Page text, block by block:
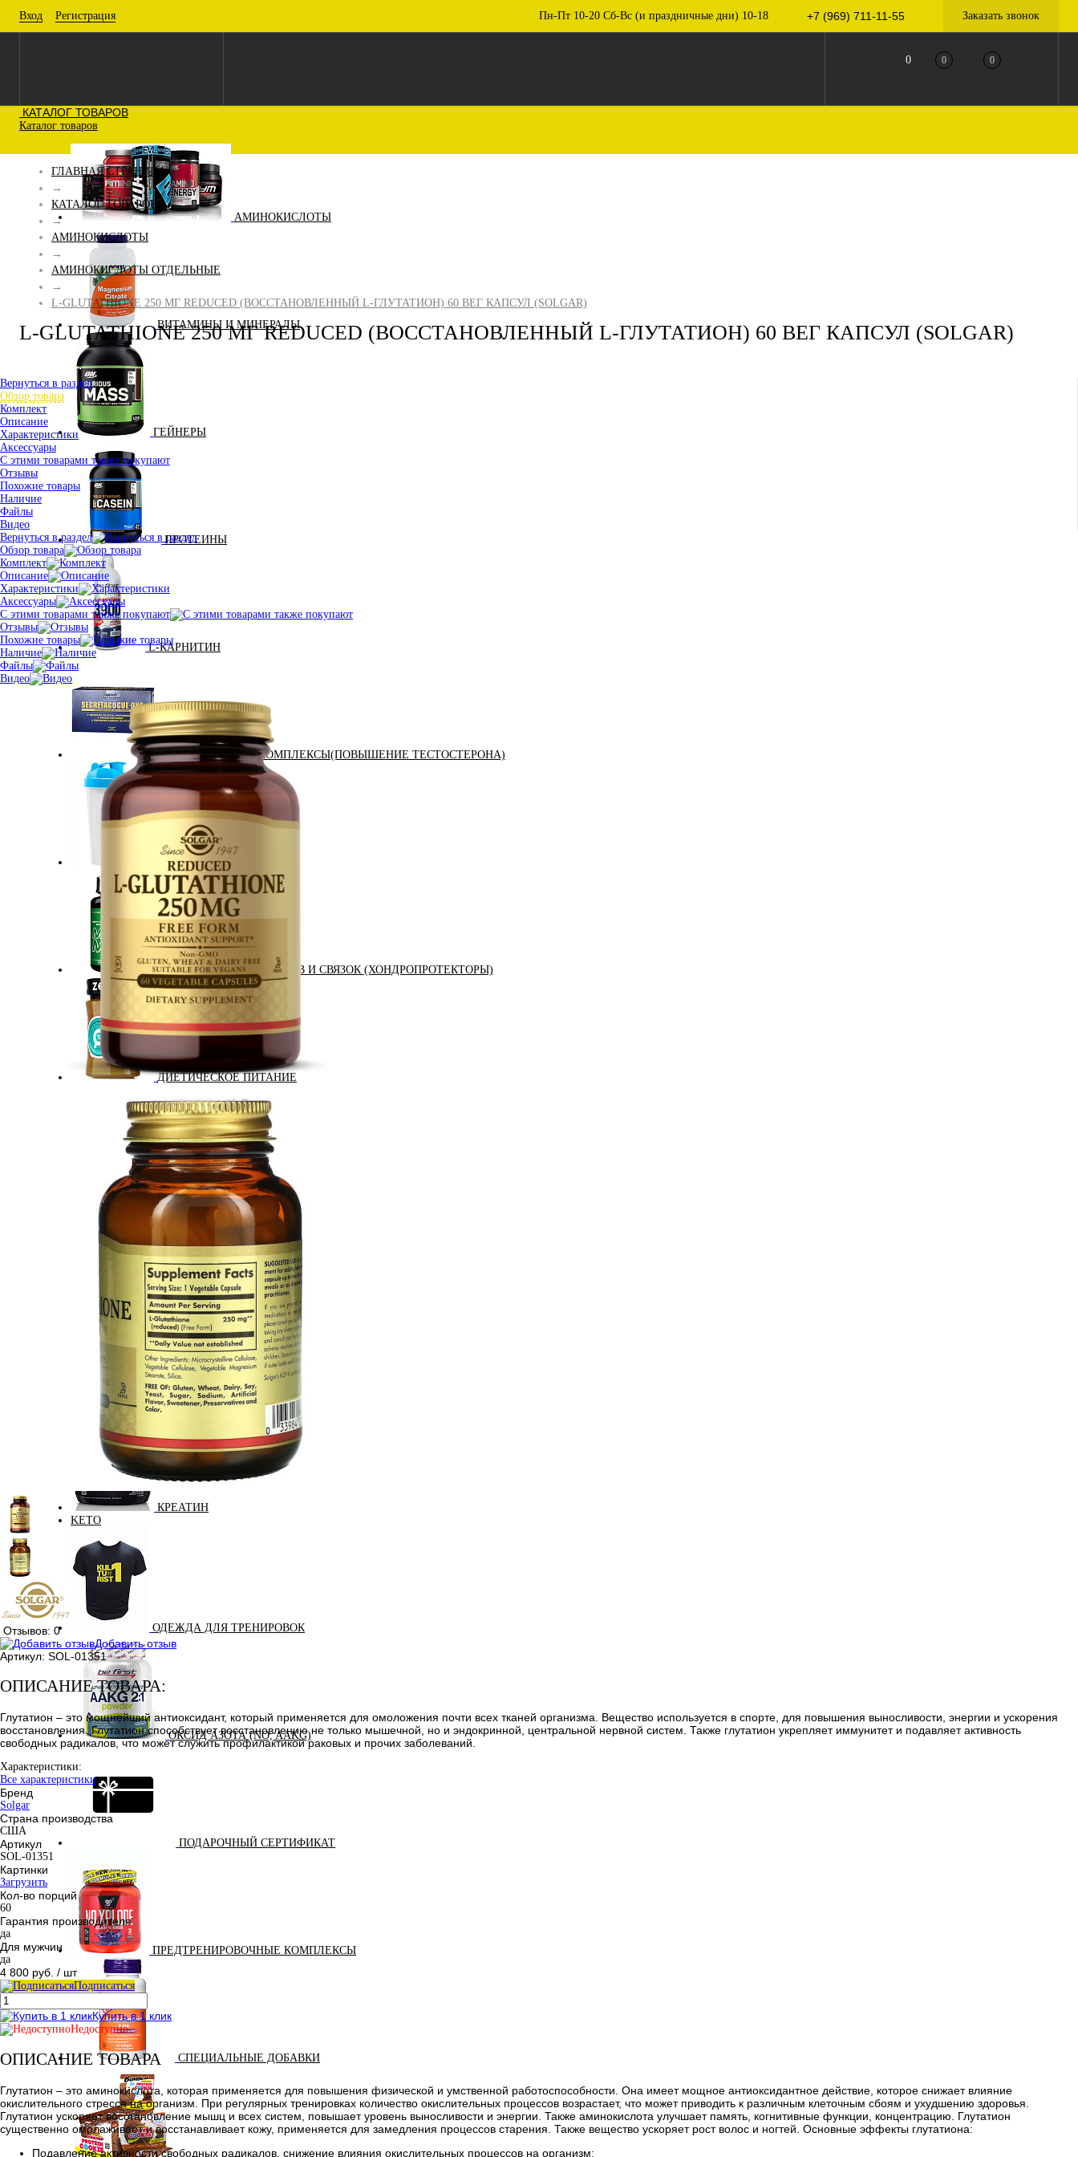
Вход Регистрация Пн-Пт 10-20 Сб-Вс (и праздничные дни) 10-18 +7 (969) 711-11-55 Заказать звонок
0 0 0
КАТАЛОГ ТОВАРОВ
Каталог товаров
АМИНОКИСЛОТЫ
ВИТАМИНЫ И МИНЕРАЛЫ
ГЕЙНЕРЫ
ПРОТЕИНЫ
L-КАРНИТИН
АНАБОЛИЧЕСКИЕ КОМПЛЕКСЫ(ПОВЫШЕНИЕ ТЕСТОСТЕРОНА)
АКСЕССУАРЫ
ДОБАВКИ ДЛЯ СУСТАВОВ И СВЯЗОК (ХОНДРОПРОТЕКТОРЫ)
ДИЕТИЧЕСКОЕ ПИТАНИЕ
ЖИРОСЖИГАТЕЛИ
ЗМА (ZMA)
ЗДОРОВЬЕ И ДОЛГОЛЕТИЕ
КРЕАТИН
KETO
ОДЕЖДА ДЛЯ ТРЕНИРОВОК
ОКСИД АЗОТА (NO, AAKG)
ПОДАРОЧНЫЙ СЕРТИФИКАТ
ПРЕДТРЕНИРОВОЧНЫЕ КОМПЛЕКСЫ
СПЕЦИАЛЬНЫЕ ДОБАВКИ
ГЛАВНАЯ СТРАНИЦА
→
КАТАЛОГ ТОВАРОВ
→
АМИНОКИСЛОТЫ
→
АМИНОКИСЛОТЫ ОТДЕЛЬНЫЕ
→
L-GLUTATHIONE 250 МГ REDUCED (ВОССТАНОВЛЕННЫЙ L-ГЛУТАТИОН) 60 ВЕГ КАПСУЛ (SOLGAR)
L-GLUTATHIONE 250 МГ REDUCED (ВОССТАНОВЛЕННЫЙ L-ГЛУТАТИОН) 60 ВЕГ КАПСУЛ (SOLGAR)
Вернуться в раздел
Обзор товара
Комплект
Описание
Характеристики
Аксессуары
С этими товарами также покупают
Отзывы
Похожие товары
Наличие
Файлы
Видео
Вернуться в раздел
Обзор товара
Комплект
Описание
Характеристики
Аксессуары
С этими товарами также покупают
Отзывы
Похожие товары
Наличие
Файлы
Видео
Отзывов: 0
Добавить отзыв
Артикул: SOL-01351
ОПИСАНИЕ ТОВАРА:
Глутатион – это мощнейший антиоксидант, который применяется для омоложения почти всех тканей организма. Вещество используется в спорте, для повышения выносливости, энергии и ускорения
восстановления. Глутатион способствует восстановлению не только мышечной, но и эндокринной, центральной нервной систем. Также глутатион укрепляет иммунитет и подавляет активность
свободных радикалов, что может служить профилактикой раковых и прочих заболеваний.
Характеристики:
Все характеристики
Бренд
Solgar
Страна производства
США
Артикул
SOL-01351
Картинки
Загрузить
Кол-во порций
60
Гарантия производителя
да
Для мужчин
да
4 800 руб. / шт
Подписаться
Купить в 1 клик
Недоступно
ОПИСАНИЕ ТОВАРА
Глутатион – это аминокислота, которая применяется для повышения физической и умственной работоспособности. Она имеет мощное антиоксидантное действие, которое снижает влияние
окислительного стресса на организм. При регулярных тренировках количество окислительных процессов возрастает, что может приводить к различным клеточным сбоям и ухудшению здоровья.
Глутатион ускоряет восстановление мышц и всех систем, повышает уровень выносливости и энергии. Также аминокислота улучшает память, когнитивные функции, концентрацию. Глутатион
существенно омолаживает и восстанавливает кожу, применяется для замедления процессов старения. Также вещество ускоряет рост волос и ногтей. Основные эффекты глутатиона:
Подавление активности свободных радикалов, снижение влияния окислительных процессов на организм;